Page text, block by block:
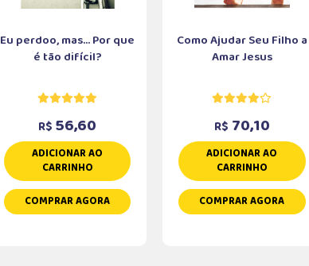
Eu perdoo, mas... Por que
é tão difícil?
R$ 56,60
ADICIONAR AO
CARRINHO
COMPRAR AGORA
Como Ajudar Seu Filho a
Amar Jesus
R$ 70,10
ADICIONAR AO
CARRINHO
COMPRAR AGORA